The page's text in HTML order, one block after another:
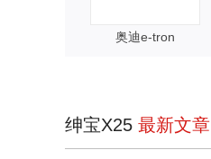
奥迪e-tron
绅宝X25 最新文章